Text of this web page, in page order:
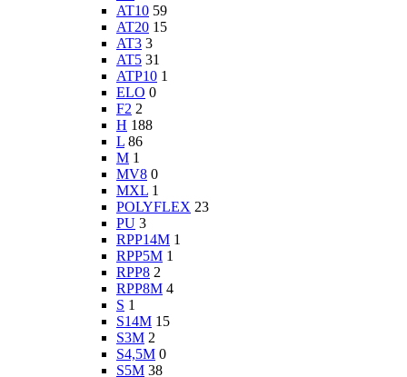
AT10 59
AT20 15
AT3 3
AT5 31
ATP10 1
ELO 0
F2 2
H 188
L 86
M 1
MV8 0
MXL 1
POLYFLEX 23
PU 3
RPP14M 1
RPP5M 1
RPP8 2
RPP8M 4
S 1
S14M 15
S3M 2
S4,5M 0
S5M 38